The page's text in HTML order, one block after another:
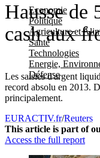
Economie
Politique
Agriculture et
Santé
Technologies
Energie,
Défense
Hausse de
cash aux
Les saisies d'argent
record absolu en 2013.
principalement.
EURACTIV.fr/Reuters
This article is part of
Access the full report